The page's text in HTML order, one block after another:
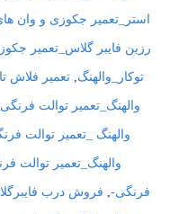
استر_تعمیر جکوزی و وان
رزین فایبر گلاس_تعمیر
توکار_والهنگ, تعمیر فلاش
والهنگ_تعمیر توالت
والهنگ _تعمیر توالت
والهنگ_تعمیر توالت
فرنگی-, فروش درب